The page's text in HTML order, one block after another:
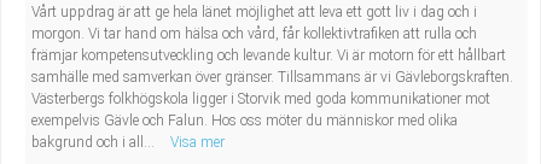
Vårt uppdrag är att ge hela länet möjlighet att leva ett gott liv i dag och i
morgon. Vi tar hand om hälsa och vård, får kollektivtrafiken att rulla och
främjar kompetensutveckling och levande kultur. Vi är motorn för ett hållbart
samhälle med samverkan över gränser. Tillsammans är vi Gävleborgskraften.
Västerbergs folkhögskola ligger i Storvik med goda kommunikationer mot
exempelvis Gävle och Falun. Hos oss möter du människor med olika
bakgrund och i all...
Visa mer